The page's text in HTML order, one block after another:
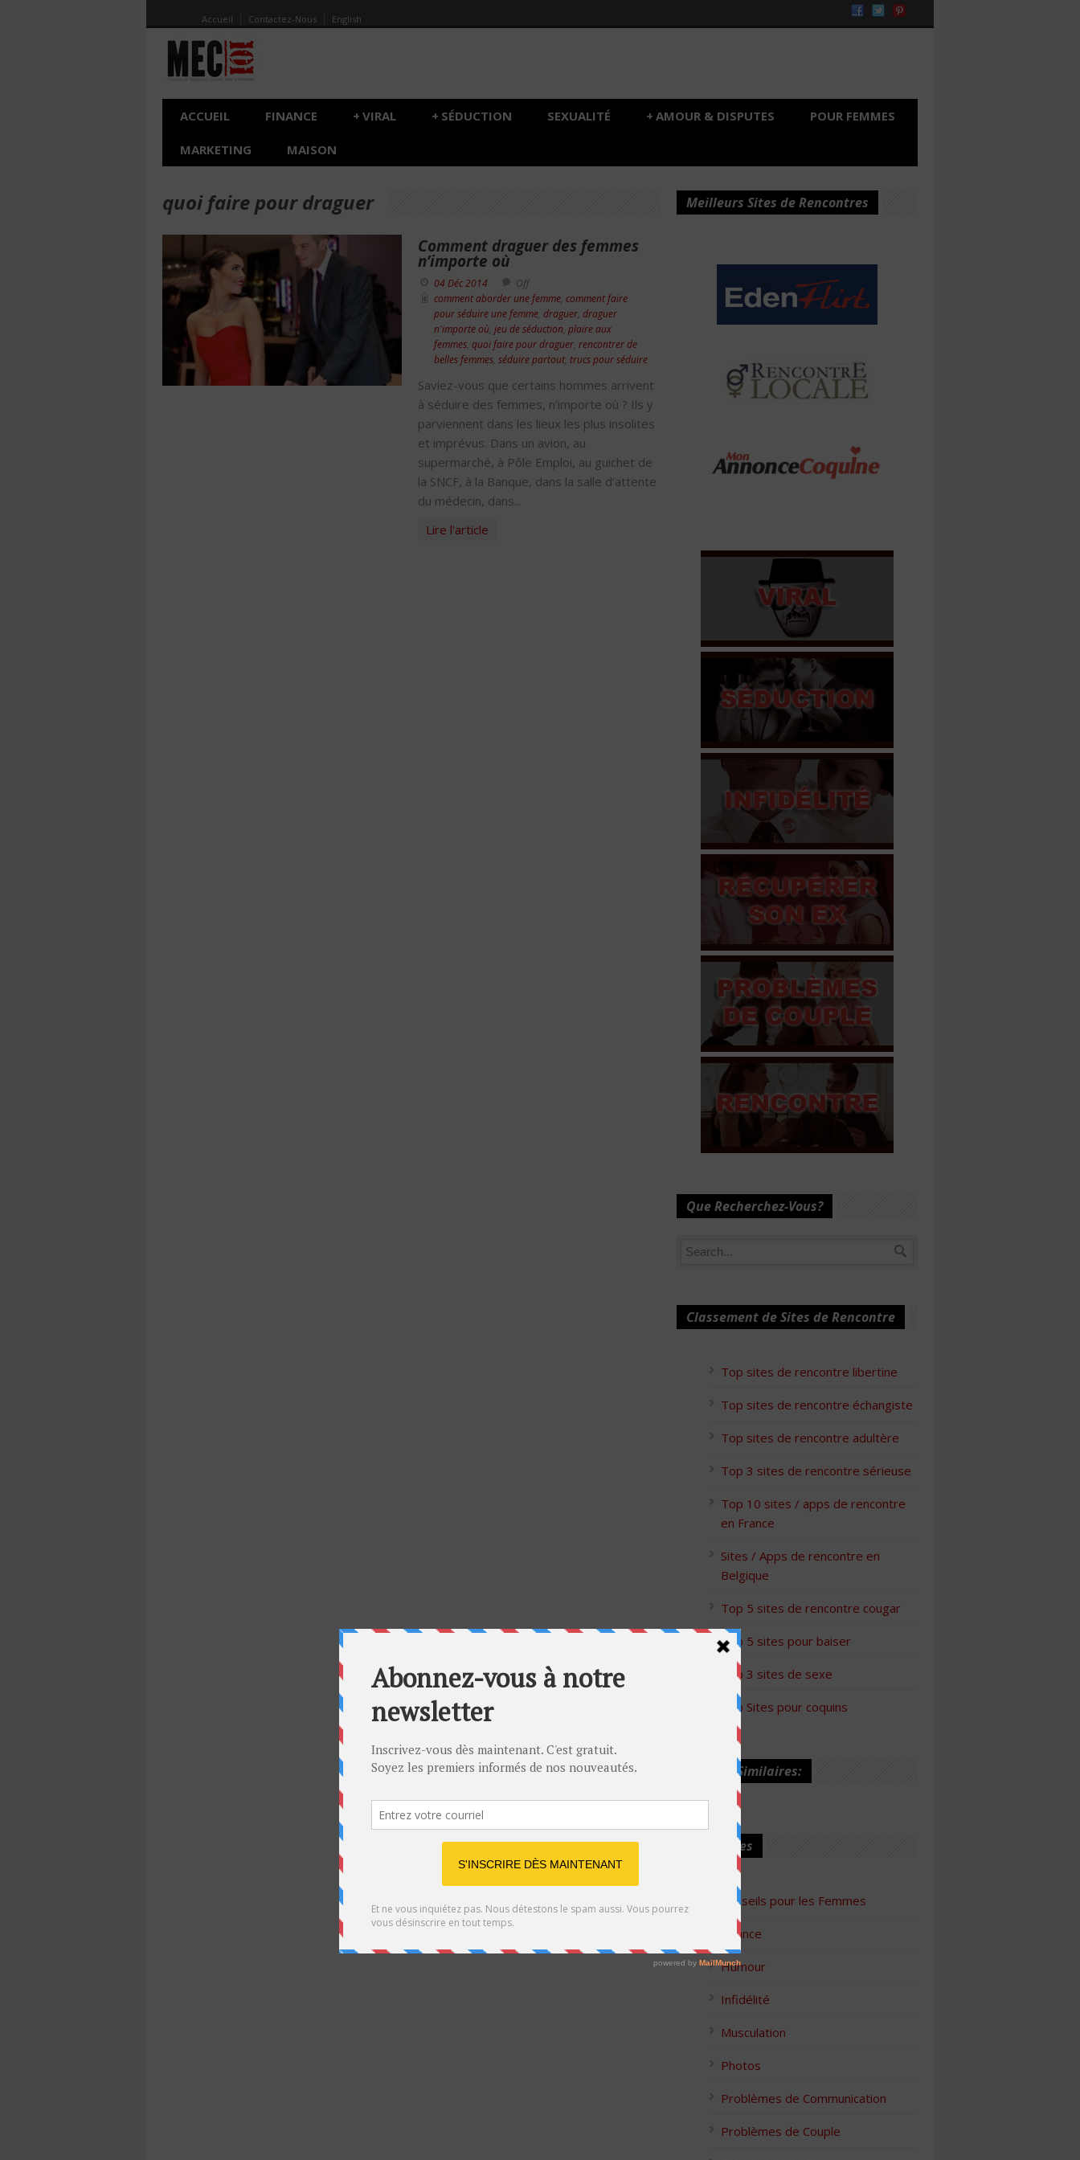
Accueil Contactez-Nous English
ACCUEIL FINANCE VIRAL
+ SÉDUCTION
+ SEXUALITÉ AMOUR & DISPUTES
+ POUR FEMMES
MARKETING MAISON
quoi faire pour draguer
Comment draguer des femmes
n’importe où
04 Déc 2014
Off
comment aborder une femme, comment faire
pour séduire une femme, draguer, draguer
n'importe où, jeu de séduction plaire aux
femmes, quoi faire pour draguer, rencontrer de
belles femmes, séduire partout, trucs pour séduire
Saviez-vous que certains hommes arrivent
à séduire des femmes, n’importe où ? Ils y
parviennent dans les lieux les plus insolites
et imprévus. Dans un avion, au
supermarché, à Pôle Emploi, au guichet de
la SNCF, à la Banque, dans la salle d’attente
du médecin, dans...
Lire l'article
Meilleurs Sites de Rencontres
Que Recherchez-Vous?
Classement de Sites de Rencontre
Top sites de rencontre libertine
Top sites de rencontre échangiste
Top sites de rencontre adultère
Top 3 sites de rencontre sérieuse
Top 10 sites / apps de rencontre
en France
Sites / Apps de rencontre en
Belgique
Top 5 sites de rencontre cougar
Top 5 sites pour baiser
Top 3 sites de sexe
Top Sites pour coquins
Articles Similaires:
Catégories
Conseils pour les Femmes
Finance
Humour
Infidélité
Musculation
Photos
Problèmes de Communication
Problèmes de Couple